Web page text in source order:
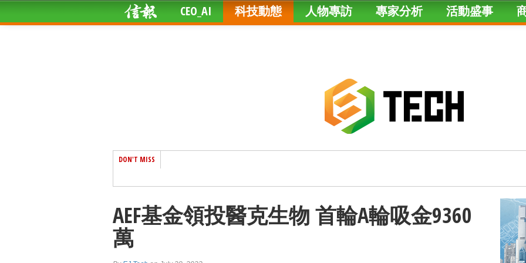
CEO_AI 科技動態 人物專訪 專家分析 活動盛事
DON'T MISS
AEF基金領投醫克生物 首輪A輪吸金9360
萬